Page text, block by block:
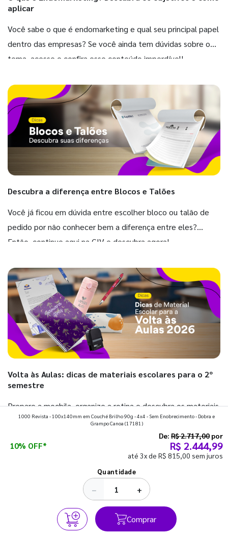
aplicar
Você sabe o que é endomarketing e qual seu principal papel
dentro das empresas? Se você ainda tem dúvidas sobre o
tema, acesse e confira esse conteúdo imperdível!
Descubra a diferença entre Blocos e Talões
Você já ficou em dúvida entre escolher bloco ou talão de
pedido por não conhecer bem a diferença entre eles?
Então, continue aqui na GIV e descubra agora!
Volta às Aulas: dicas de materiais escolares para o 2º
semestre
Prepare a mochila, organize a rotina e descubra os materiais
que fazem toda diferença para começar o segundo
1000 Revista - 100x140mm em Couché Brilho 90g - 4x4 - Sem Enobrecimento - Dobra e
Grampo Canoa (17181)
10% OFF*
De: R$ 2.717,00 por
R$ 2.444,99
até 3x de R$ 815,00 sem juros
Quantidade
− +
Comprar